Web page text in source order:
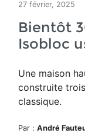
27 février, 2025
Bientôt
Isobloc
Une maison
construite
classique.
Par : André